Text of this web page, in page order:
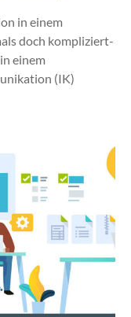
in einem
doch kom­pliziert­
einem
(IK)